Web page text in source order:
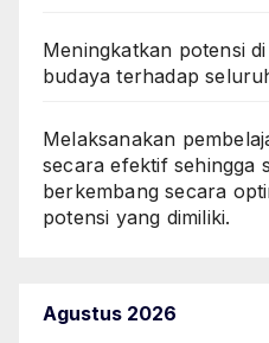
Meningkatkan potensi
budaya terhadap
Melaksanakan
secara efektif sehingga
berkembang secara
potensi yang dimiliki.
Agustus 2026